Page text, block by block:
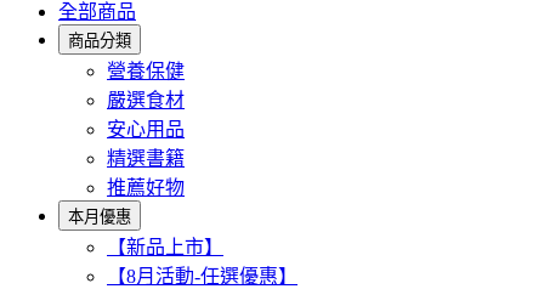
全部商品
商品分類
營養保健
嚴選食材
安心用品
精選書籍
推薦好物
本月優惠
【新品上市】
【8月活動-任選優惠】